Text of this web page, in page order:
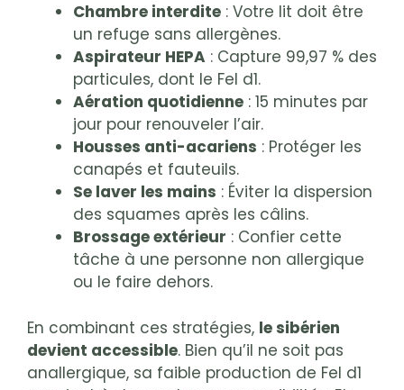
Chambre interdite : Votre lit doit être
un refuge sans allergènes.
Aspirateur HEPA : Capture 99,97 % des
particules, dont le Fel d1.
Aération quotidienne : 15 minutes par
jour pour renouveler l’air.
Housses anti-acariens : Protéger les
canapés et fauteuils.
Se laver les mains : Éviter la dispersion
des squames après les câlins.
Brossage extérieur : Confier cette
tâche à une personne non allergique
ou le faire dehors.
En combinant ces stratégies, le sibérien
devient accessible. Bien qu’il ne soit pas
anallergique, sa faible production de Fel d1